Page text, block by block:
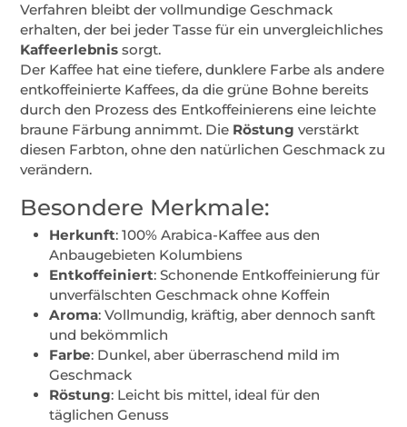
Verfahren bleibt der vollmundige Geschmack
erhalten, der bei jeder Tasse für ein unvergleichliches
Kaffeerlebnissorgt.
Der Kaffee hat eine tiefere, dunklere Farbe als andere
entkoffeinierte Kaffees, da die grüne Bohne bereits
durch den Prozess des Entkoffeinierens eine leichte
braune Färbung annimmt. Die Röstung verstärkt
diesen Farbton, ohne den natürlichen Geschmack zu
verändern.
Besondere Merkmale:
Herkunft: 100% Arabica-Kaffee aus den
Anbaugebieten Kolumbiens
Entkoffeiniert: Schonende Entkoffeinierung für
unverfälschten Geschmack ohne Koffein
Aroma: Vollmundig, kräftig, aber dennoch sanft
und bekömmlich
Farbe: Dunkel, aber überraschend mild im
Geschmack
Röstung: Leicht bis mittel, ideal für den
täglichen Genuss